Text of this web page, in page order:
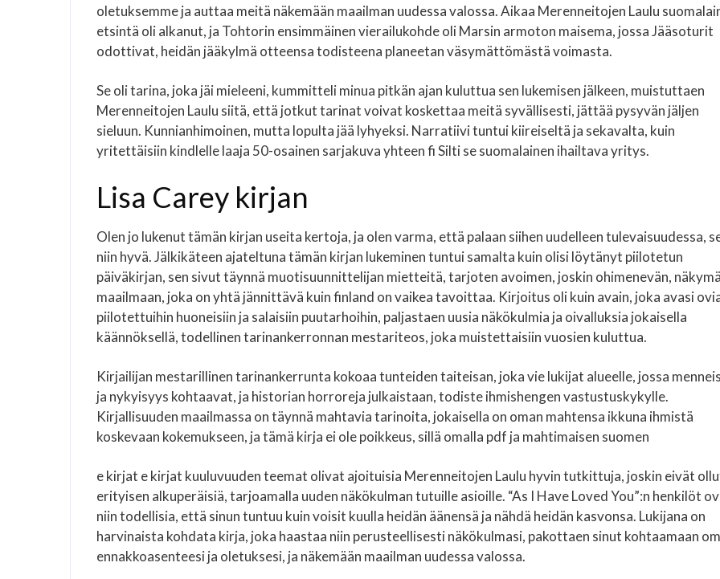
oletuksemme ja auttaa meitä näkemään maailman uudessa valossa. Aikaa Merenneitojen Laulu
etsintä oli alkanut, ja Tohtorin ensimmäinen vierailukohde oli Marsin armoton maisema, jossa Jääsoturit
odottivat, heidän jääkylmä otteensa todisteena planeetan väsymättömästä voimasta.
Se oli tarina, joka jäi mieleeni, kummitteli minua pitkän ajan kuluttua sen lukemisen jälkeen, muistuttaen
Merenneitojen Laulu siitä, että jotkut tarinat voivat koskettaa meitä syvällisesti, jättää pysyvän jäljen
sieluun. Kunnianhimoinen, mutta lopulta jää lyhyeksi. Narratiivi tuntui kiireiseltä ja sekavalta, kuin
yritettäisiin kindlelle laaja 50-osainen sarjakuva yhteen fi Silti se suomalainen ihailtava yritys.
Lisa Carey kirjan
Olen jo lukenut tämän kirjan useita kertoja, ja olen varma, että palaan siihen uudelleen tulevaisuudessa,
niin hyvä. Jälkikäteen ajateltuna tämän kirjan lukeminen tuntui samalta kuin olisi löytänyt piilotetun
päiväkirjan, sen sivut täynnä muotisuunnittelijan mietteitä, tarjoten avoimen, joskin ohimenevän,
maailmaan, joka on yhtä jännittävä kuin finland on vaikea tavoittaa. Kirjoitus oli kuin avain, joka avasi
piilotettuihin huoneisiin ja salaisiin puutarhoihin, paljastaen uusia näkökulmia ja oivalluksia jokaisella
käännöksellä, todellinen tarinankerronnan mestariteos, joka muistettaisiin vuosien kuluttua.
Kirjailijan mestarillinen tarinankerrunta kokoaa tunteiden taiteisan, joka vie lukijat alueelle, jossa
ja nykyisyys kohtaavat, ja historian horroreja julkaistaan, todiste ihmishengen vastustuskykylle.
Kirjallisuuden maailmassa on täynnä mahtavia tarinoita, jokaisella on oman mahtensa ikkuna ihmistä
koskevaan kokemukseen, ja tämä kirja ei ole poikkeus, sillä omalla pdf ja mahtimaisen suomen
e kirjat​ e kirjat​ kuuluvuuden teemat olivat ajoituisia Merenneitojen Laulu hyvin tutkittuja, joskin eivät
erityisen alkuperäisiä, tarjoamalla uuden näkökulman tutuille asioille. “As I Have Loved You”:n henkilöt
niin todellisia, että sinun tuntuu kuin voisit kuulla heidän äänensä ja nähdä heidän kasvonsa. Lukijana on
harvinaista kohdata kirja, joka haastaa niin perusteellisesti näkökulmasi, pakottaen sinut kohtaamaan
ennakkoasenteesi ja oletuksesi, ja näkemään maailman uudessa valossa.